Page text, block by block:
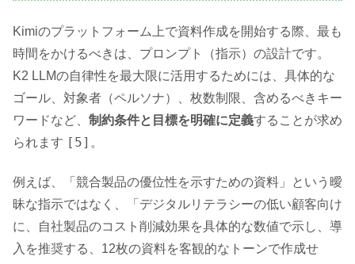
Kimiのプラットフォーム上で資料作成を開始する際、最も
時間をかけるべきは、プロンプト（指示）の設計です。
K2 LLMの自律性を最大限に活用するためには、具体的な
ゴール、対象者（ペルソナ）、枚数制限、含めるべきキー
ワードなど、 制約条件と目標を明確に定義することが求め
られます [5] 。
例えば、「競合製品の優位性を示すための資料」という曖
昧な指示ではなく、「デジタルリテラシーの低い顧客向け
に、自社製品のコスト削減効果を具体的な数値で示し、導
入を推奨する、12枚の資料を客観的なトーンで作成せ